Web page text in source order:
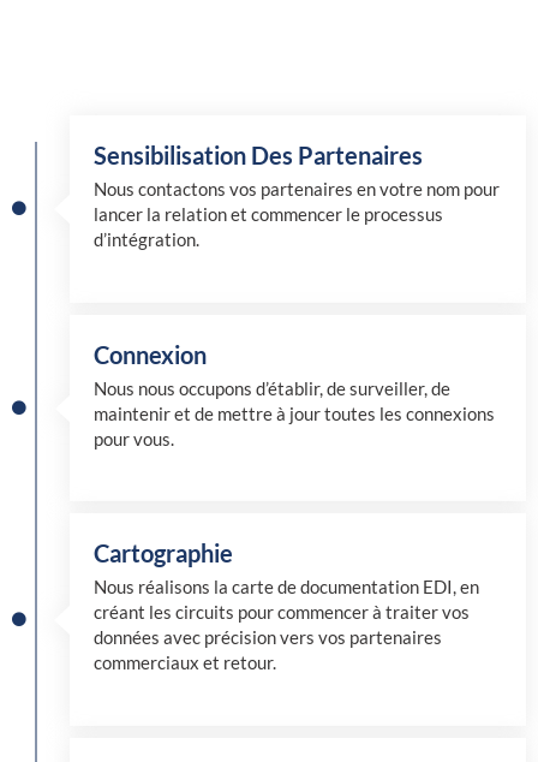
Sensibilisation Des Partenaires
Nous contactons vos partenaires en votre nom pour
lancer la relation et commencer le processus
d’intégration.
Connexion
Nous nous occupons d’établir, de surveiller, de
maintenir et de mettre à jour toutes les connexions
pour vous.
Cartographie
Nous réalisons la carte de documentation EDI, en
créant les circuits pour commencer à traiter vos
données avec précision vers vos partenaires
commerciaux et retour.